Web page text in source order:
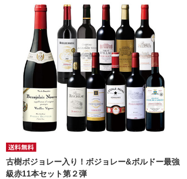
古樹ボジョレー入り！ボジョレー&ボルドー最強
級赤11本セット第２弾